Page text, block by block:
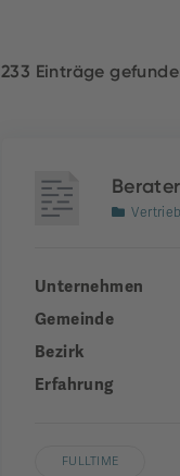
233 Einträge
Unternehmen
Gemeinde
Bezirk
Erfahrung
FULLTIME